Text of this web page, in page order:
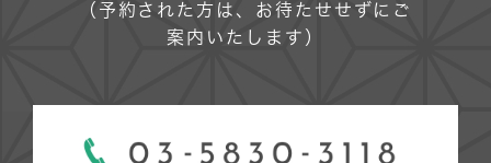
（予約された方は、お待たせせずにご
案内いたします）